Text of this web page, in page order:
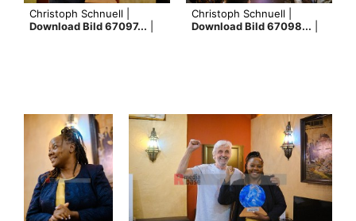
Christoph Schnuell |
Download Bild 67097...
Christoph Schnuell |
Download Bild 67098...